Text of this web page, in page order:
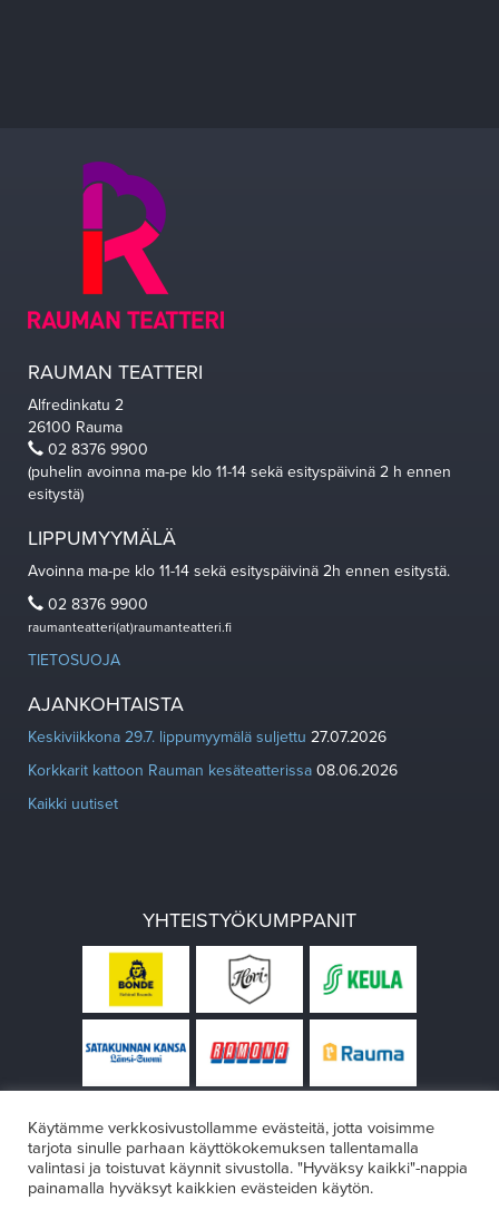
RAUMAN TEATTERI
Alfredinkatu 2
26100 Rauma
02 8376 9900
(puhelin avoinna ma-pe klo 11-14 sekä esityspäivinä 2 h ennen
esitystä)
LIPPUMYYMÄLÄ
Avoinna ma-pe klo 11-14 sekä esityspäivinä 2h ennen esitystä.
02 8376 9900
raumanteatteri(at)raumanteatteri.fi
TIETOSUOJA
AJANKOHTAISTA
Keskiviikkona 29.7. lippumyymälä suljettu 27.07.2026
Korkkarit kattoon Rauman kesäteatterissa 08.06.2026
Kaikki uutiset
YHTEISTYÖKUMPPANIT
Käytämme verkkosivustollamme evästeitä, jotta voisimme
tarjota sinulle parhaan käyttökokemuksen tallentamalla
valintasi ja toistuvat käynnit sivustolla. "Hyväksy kaikki"-nappia
painamalla hyväksyt kaikkien evästeiden käytön.